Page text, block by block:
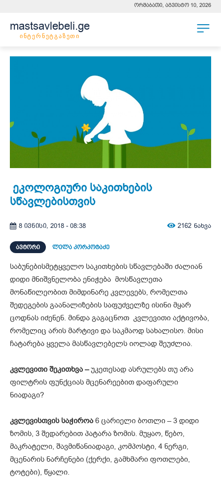
ორშაბათი, აგვისტო 10, 2026
mastsavlebeli.ge
ინტერნეტგაზეთი
ეკოლოგიური საკითხების
სწავლებისთვის
8 ივნისი, 2018 - 08:38 2162 ნახვა
ᲐᲕᲢᲝᲠᲘ ლელა კორკოტაძე
საბუნებისმეტყველო საკითხების სწავლებაში ძალიან
დიდი მნიშვნელობა ენიჭება მოსწავლეთა
მონაწილეობით მიმდინარე კვლევებს, რომელთა
შედეგების გაანალიზების საფუძველზე ისინი მყარ
ცოდნას იძენენ. მინდა გაგაცნოთ კვლევითი აქტივობა,
რომელიც არის მარტივი და საკმაოდ სახალისო. მისი
ჩატარება ყველა მასწავლებელს იოლად შეუძლია.
კვლევითი შეკითხვა –უკეთესად ასრულებს თუ არა
ფილტრის ფუნქციას მცენარეებით დაფარული
ნიადაგი?
კვლევისთვის საჭიროა 6 ცარიელი ბოთლი – 3 დიდი
ზომის, 3 შედარებით პატარა ზომის. მუყაო, წებო,
მაკრატელი, შავმიწანიადაგი, კომპოსტი, 4 ნერგი,
მცენარის ნარჩენები (ქერქი, გამხმარი ფოთლები,
ტოტები), წყალი.